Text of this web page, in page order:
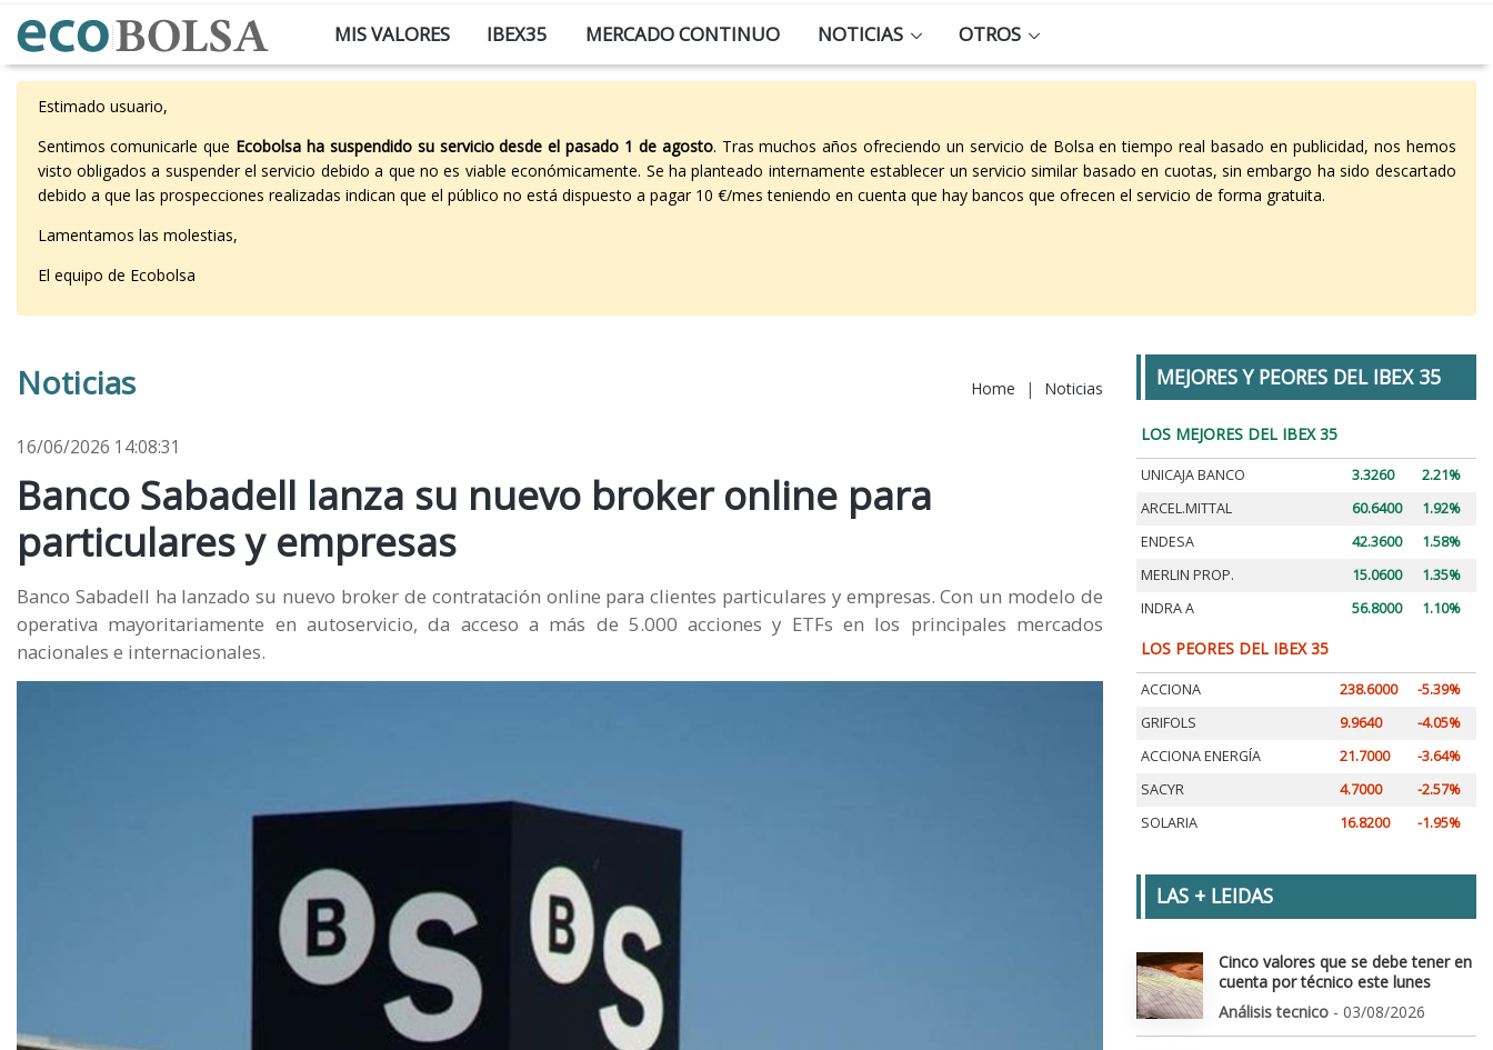
MIS VALORES IBEX35 MERCADO CONTINUO NOTICIAS OTROS
Estimado usuario,
Sentimos comunicarle que Ecobolsa ha suspendido su servicio desde el pasado 1 de agosto. Tras muchos años ofreciendo un servicio de Bolsa en tiempo real basado en publicidad, nos hemos
visto obligados a suspender el servicio debido a que no es viable económicamente. Se ha planteado internamente establecer un servicio similar basado en cuotas, sin embargo ha sido descartado
debido a que las prospecciones realizadas indican que el público no está dispuesto a pagar 10 €/mes teniendo en cuenta que hay bancos que ofrecen el servicio de forma gratuita.
Lamentamos las molestias,
El equipo de Ecobolsa
Noticias Home | Noticias
16/06/2026 14:08:31
Banco Sabadell lanza su nuevo broker online para
particulares y empresas
Banco Sabadell ha lanzado su nuevo broker de contratación online para clientes particulares y empresas. Con un modelo de
operativa mayoritariamente en autoservicio, da acceso a más de 5.000 acciones y ETFs en los principales mercados
nacionales e internacionales.
MEJORES Y PEORES DEL IBEX 35
LOS MEJORES DEL IBEX 35
UNICAJA BANCO 3.3260
2.21%
ARCEL.MITTAL
60.6400
1.92%
ENDESA
42.3600
1.58%
MERLIN PROP.
15.0600
1.35%
INDRA A
56.8000 1.10%
LOS PEORES DEL IBEX 35
ACCIONA 238.6000
-5.39%
GRIFOLS
9.9640
-4.05%
ACCIONA ENERGÍA
21.7000
-3.64%
SACYR
4.7000
-2.57%
SOLARIA
16.8200 -1.95%
LAS + LEIDAS
Cinco valores que se debe tener en
cuenta por técnico este lunes
Análisis tecnico - 03/08/2026